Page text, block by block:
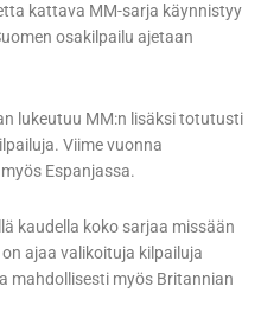
kattava MM-sarja käynnistyy
osakilpailu ajetaan
lukeutuu MM:n lisäksi totutusti
Viime vuonna
Espanjassa.
kaudella koko sarjaa missään
ajaa valikoituja kilpailuja
mahdollisesti myös Britannian